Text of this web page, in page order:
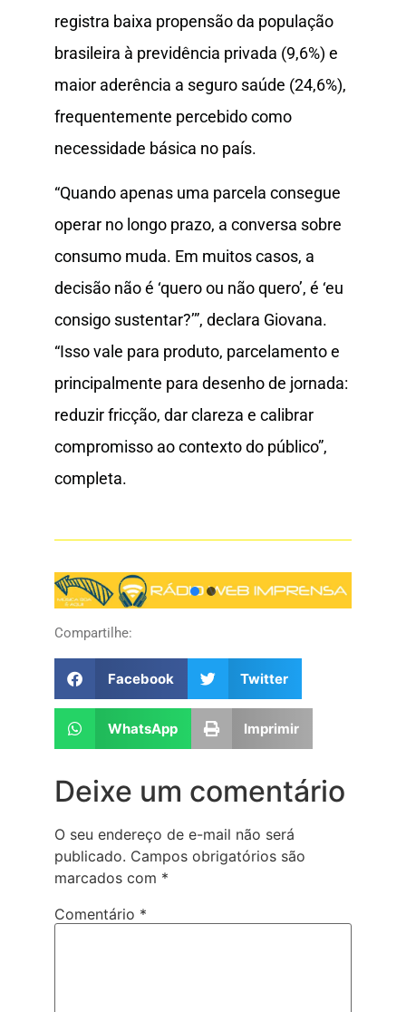
registra baixa propensão da população
brasileira à previdência privada (9,6%) e
maior aderência a seguro saúde (24,6%),
frequentemente percebido como
necessidade básica no país.
“Quando apenas uma parcela consegue
operar no longo prazo, a conversa sobre
consumo muda. Em muitos casos, a
decisão não é ‘quero ou não quero’, é ‘eu
consigo sustentar?’”, declara Giovana.
“Isso vale para produto, parcelamento e
principalmente para desenho de jornada:
reduzir fricção, dar clareza e calibrar
compromisso ao contexto do público”,
completa.
Compartilhe:
Facebook Twitter
WhatsApp Imprimir
Deixe um comentário
O seu endereço de e-mail não será
publicado. Campos obrigatórios são
marcados com *
Comentário *